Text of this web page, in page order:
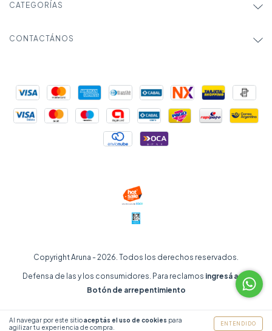
Al navegar por este sitioaceptás el uso de cookies para
agilizar tu experiencia de compra.
ENTENDIDO
CATEGORÍAS
CONTACTÁNOS
Copyright Aruna - 2026. Todos los derechos reservados.
Defensa de las y los consumidores. Para reclamos ingresá acá.
Botón de arrepentimiento